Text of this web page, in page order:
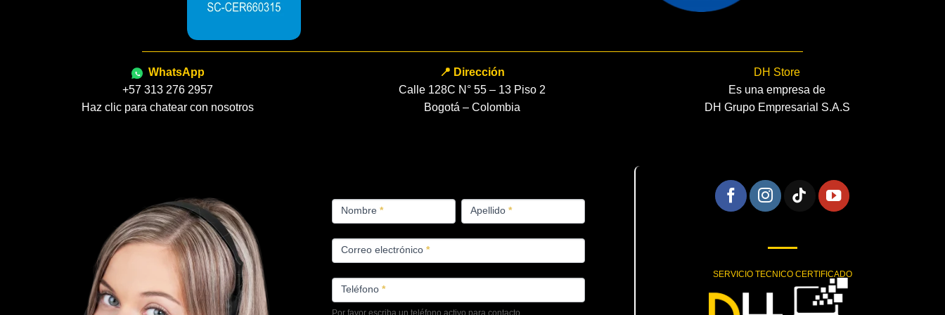
WhatsApp
+57 313 276 2957
Haz clic para chatear con nosotros
📍 Dirección
Calle 128C N° 55 – 13 Piso 2
Bogotá – Colombia
DH Store
Es una empresa de
DH Grupo Empresarial S.A.S
PRODUCTOS
Nombre * Apellido *
Correo electrónico *
Teléfono *
Por favor escriba un teléfono activo para contacto
SERVICIO TECNICO CERTIFICADO